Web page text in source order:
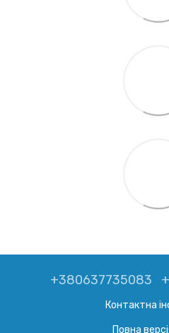
+380637735083
Контактна
Повна